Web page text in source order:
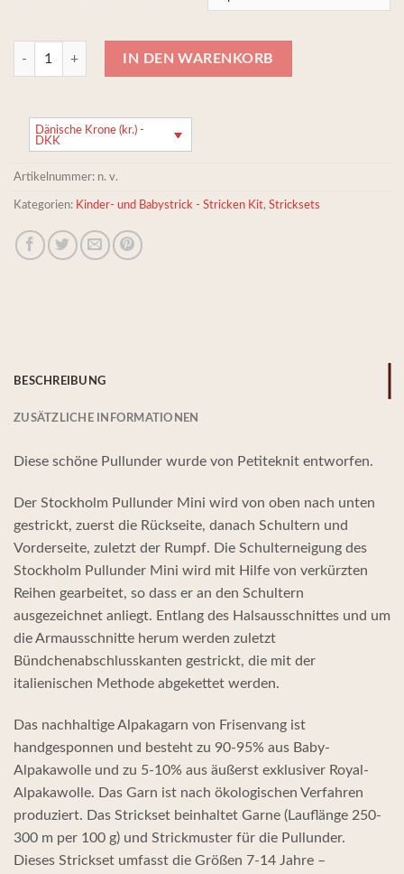
Stockholm Pullunder Junior, Strickset mit 100% Alpakawolle Menge
IN DEN WARENKORB
Dänische Krone (kr.) -
DKK
Artikelnummer: n. v.
Kategorien: Kinder- und Babystrick - Stricken Kit, Stricksets
BESCHREIBUNG
ZUSÄTZLICHE INFORMATIONEN
Diese schöne Pullunder wurde von Petiteknit entworfen.
Der Stockholm Pullunder Mini wird von oben nach unten
gestrickt, zuerst die Rückseite, danach Schultern und
Vorderseite, zuletzt der Rumpf. Die Schulterneigung des
Stockholm Pullunder Mini wird mit Hilfe von verkürzten
Reihen gearbeitet, so dass er an den Schultern
ausgezeichnet anliegt. Entlang des Halsausschnittes und um
die Armausschnitte herum werden zuletzt
Bündchenabschlusskanten gestrickt, die mit der
italienischen Methode abgekettet werden.
Das nachhaltige Alpakagarn von Frisenvang ist
handgesponnen und besteht zu 90-95% aus Baby-
Alpakawolle und zu 5-10% aus äußerst exklusiver Royal-
Alpakawolle. Das Garn ist nach ökologischen Verfahren
produziert. Das Strickset beinhaltet Garne (Lauflänge 250-
300 m per 100 g) und Strickmuster für die Pullunder.
Dieses Strickset umfasst die Größen 7-14 Jahre –